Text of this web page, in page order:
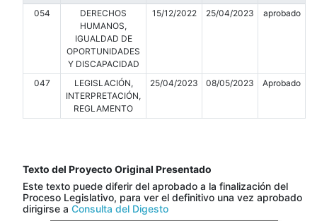
054
DERECHOS
HUMANOS,
IGUALDAD DE
OPORTUNIDADES
Y DISCAPACIDAD
15/12/2022 25/04/2023 aprobado
047
LEGISLACIÓN,
INTERPRETACIÓN,
REGLAMENTO
25/04/2023 08/05/2023 Aprobado
Texto del Proyecto Original Presentado
Este texto puede diferir del aprobado a la finalización del
Proceso Legislativo, para ver el definitivo una vez aprobado
dirigirse a Consulta del Digesto